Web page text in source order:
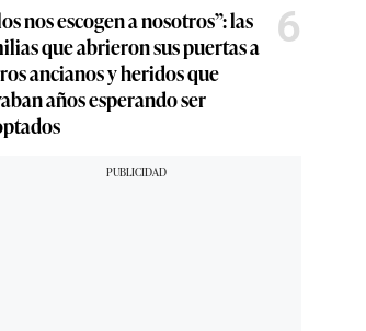
nos escogen a nosotros”: las
que abrieron sus puertas a
ancianos y heridos que
años esperando ser
6